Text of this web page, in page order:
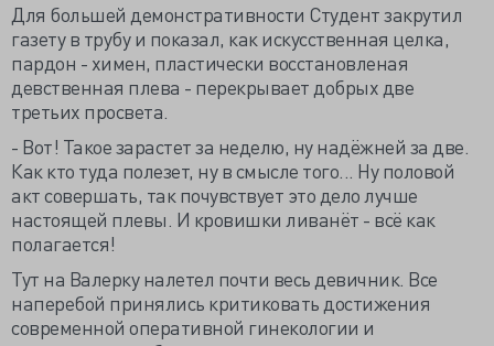
Для большей демонстративности Студент закрутил
газету в трубу и показал, как искусственная целка,
пардон - химен, пластически восстановленая
девственная плева - перекрывает добрых две
третьих просвета.
- Вот! Такое зарастет за неделю, ну надёжней за две.
Как кто туда полезет, ну в смысле того... Ну половой
акт совершать, так почувствует это дело лучше
настоящей плевы. И кровишки ливанёт - всё как
полагается!
Тут на Валерку налетел почти весь девичник. Все
наперебой принялись критиковать достижения
современной оперативной гинекологии и